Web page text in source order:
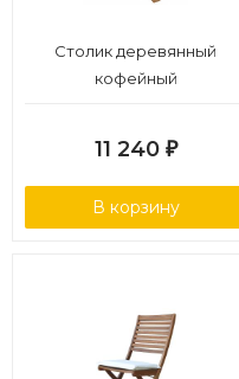
Столик деревянный
кофейный
11 240 ₽
В корзину